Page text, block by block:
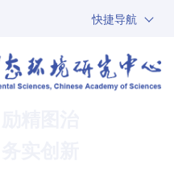
快捷导航
ARP
邮箱